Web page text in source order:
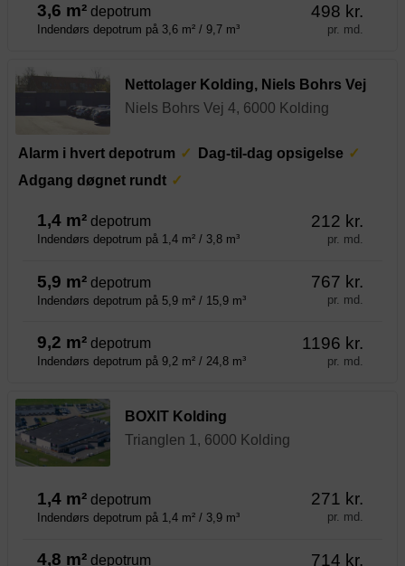
3,6 m² depotrum
Indendørs depotrum på 3,6 m² / 9,7 m³
498 kr.
pr. md.
Nettolager Kolding, Niels Bohrs Vej
Niels Bohrs Vej 4, 6000 Kolding
Alarm i hvert depotrum
Dag-til-dag opsigelse
Adgang døgnet rundt
1,4 m² depotrum
Indendørs depotrum på 1,4 m² / 3,8 m³
212 kr.
pr. md.
5,9 m² depotrum
Indendørs depotrum på 5,9 m² / 15,9 m³
767 kr.
pr. md.
9,2 m² depotrum
Indendørs depotrum på 9,2 m² / 24,8 m³
1196 kr.
pr. md.
BOXIT Kolding
Trianglen 1, 6000 Kolding
1,4 m² depotrum
Indendørs depotrum på 1,4 m² / 3,9 m³
271 kr.
pr. md.
4,8 m² depotrum 714 kr.